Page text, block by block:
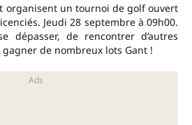
organisent un tournoi de golf ouvert
Jeudi 28 septembre à 09h00.
dépasser, de rencontrer d’autres
de nombreux lots Gant !